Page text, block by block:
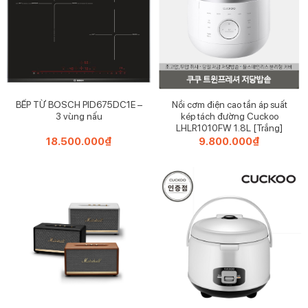
NỒI CƠM ĐIỆN CUCKOO MASTERCHEF SILENT CRP-
NHTR1010FW – NỒI CAO TẦN ÁP SUẤT KÉP 1.8 lít
NỒI CƠM ĐIỆN CUCKOO MASTERCHEF SILENT
CRP-NHTR1010FW trang nhã và tinh tế
mà Cuckoo CRP-NHTR1010FGW xuất hiện như một tác
phẩm nghệ thuật thực thụ. Đó là thiết kế nguyên khối
theo phong cách tối giản nhưng vẫn toát lên vẻ đẹp nhã
nhặn, thanh lịch và hiện đại.
BẾP TỪ BOSCH PID675DC1E –
3 vùng nấu
18.500.000₫
Nồi cơm điện cao tần áp suất
kép tách đường Cuckoo
LHLR1010FW 1.8L [Trắng]
9.800.000₫